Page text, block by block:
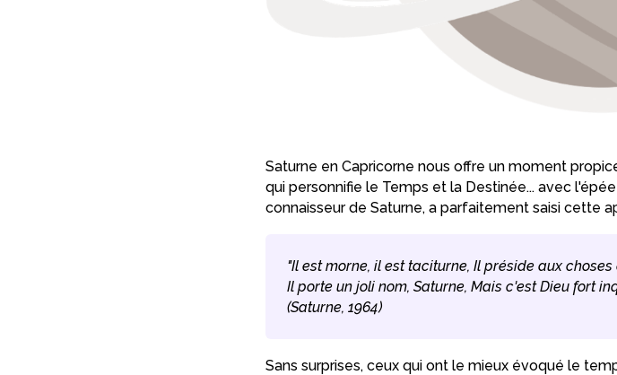
Saturne en Capricorne nous offre un moment
qui personnifie le Temps et la Destinée... avec
connaisseur de Saturne, a parfaitement saisi cette
"Il est morne, il est taciturne, Il préside aux
Il porte un joli nom, Saturne, Mais c'est Dieu fort
(Saturne, 1964)
Sans surprises, ceux qui ont le mieux évoqué le